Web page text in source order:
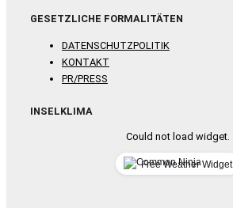
GESETZLICHE FORMALITÄTEN
DATENSCHUTZPOLITIK
KONTAKT
PR/PRESS
INSELKLIMA
Could not load widget.
Free Weather Widget